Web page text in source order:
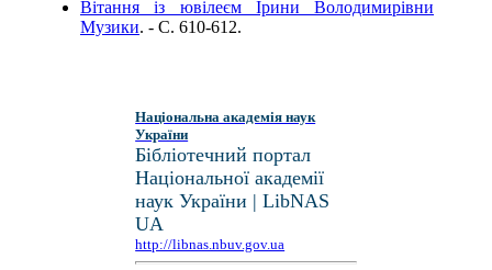
Вітання із ювілеєм Ірини Володимирівни
Музики. - C. 610-612.
Національна академія наук
України
Бібліотечний портал
Національної академії
наук України | LibNAS
UA
http://libnas.nbuv.gov.ua